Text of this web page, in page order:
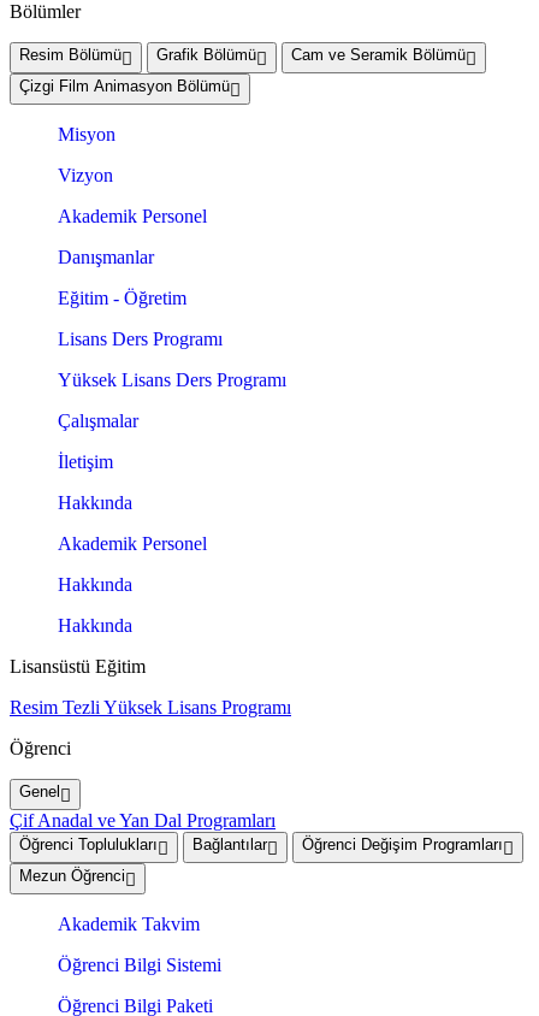
Bölümler
Resim Bölümü Grafik Bölümü
Cam ve Seramik Bölümü
Çizgi Film Animasyon Bölümü
Misyon
Vizyon
Akademik Personel
Danışmanlar
Eğitim - Öğretim
Lisans Ders Programı
Yüksek Lisans Ders Programı
Çalışmalar
İletişim
Hakkında
Akademik Personel
Hakkında
Hakkında
Lisansüstü Eğitim
Resim Tezli Yüksek Lisans Programı
Öğrenci
Genel
Çif Anadal ve Yan Dal Programları
Öğrenci Toplulukları Bağlantılar
Öğrenci Değişim Programları
Mezun Öğrenci
Akademik Takvim
Öğrenci Bilgi Sistemi
Öğrenci Bilgi Paketi